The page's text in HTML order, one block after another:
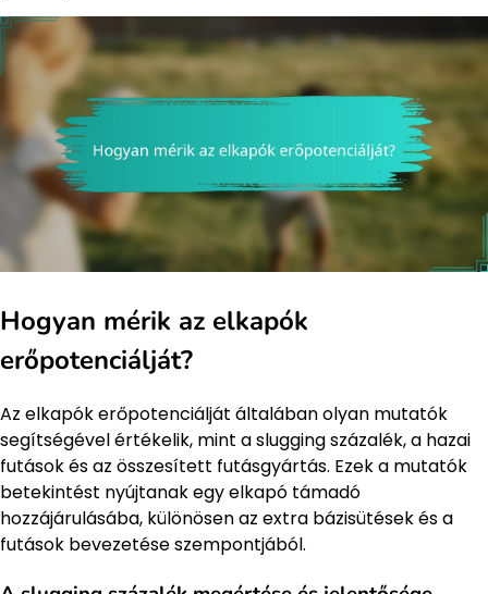
Hogyan mérik az elkapók
erőpotenciálját?
Az elkapók erőpotenciálját általában olyan mutatók
segítségével értékelik, mint a slugging százalék, a hazai
futások és az összesített futásgyártás. Ezek a mutatók
betekintést nyújtanak egy elkapó támadó
hozzájárulásába, különösen az extra bázisütések és a
futások bevezetése szempontjából.